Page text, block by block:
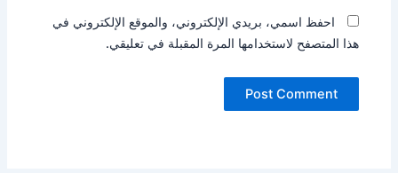
احفظ اسمي، بريدي الإلكتروني، والموقع الإلكتروني في
هذا المتصفح لاستخدامها المرة المقبلة في تعليقي.